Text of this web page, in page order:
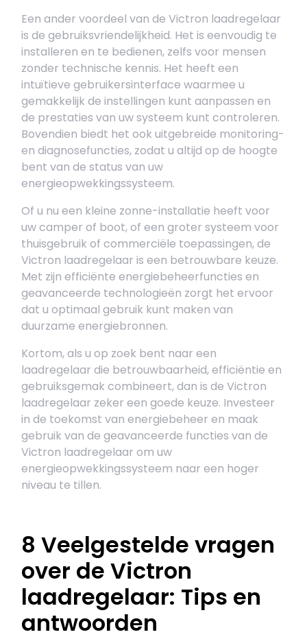
Een ander voordeel van de Victron laadregelaar
is de gebruiksvriendelijkheid. Het is eenvoudig te
installeren en te bedienen, zelfs voor mensen
zonder technische kennis. Het heeft een
intuïtieve gebruikersinterface waarmee u
gemakkelijk de instellingen kunt aanpassen en
de prestaties van uw systeem kunt controleren.
Bovendien biedt het ook uitgebreide monitoring-
en diagnosefuncties, zodat u altijd op de hoogte
bent van de status van uw
energieopwekkingssysteem.
Of u nu een kleine zonne-installatie heeft voor
uw camper of boot, of een groter systeem voor
thuisgebruik of commerciële toepassingen, de
Victron laadregelaar is een betrouwbare keuze.
Met zijn efficiënte energiebeheerfuncties en
geavanceerde technologieën zorgt het ervoor
dat u optimaal gebruik kunt maken van
duurzame energiebronnen.
Kortom, als u op zoek bent naar een
laadregelaar die betrouwbaarheid, efficiëntie en
gebruiksgemak combineert, dan is de Victron
laadregelaar zeker een goede keuze. Investeer
in de toekomst van energiebeheer en maak
gebruik van de geavanceerde functies van de
Victron laadregelaar om uw
energieopwekkingssysteem naar een hoger
niveau te tillen.
8 Veelgestelde vragen
over de Victron
laadregelaar: Tips en
antwoorden